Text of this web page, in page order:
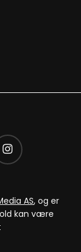
AS, og er
kan være